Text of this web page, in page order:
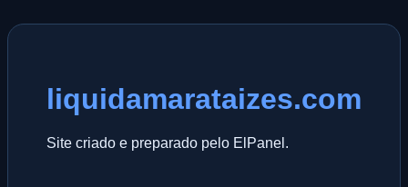
liquidamarataizes.com
Site criado e preparado pelo ElPanel.